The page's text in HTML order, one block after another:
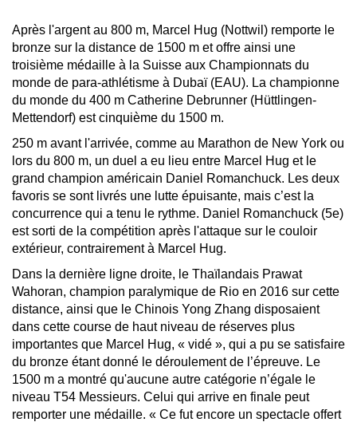
Après l'argent au 800 m, Marcel Hug (Nottwil) remporte le
bronze sur la distance de 1500 m et offre ainsi une
troisième médaille à la Suisse aux Championnats du
monde de para-athlétisme à Dubaï (EAU). La championne
du monde du 400 m Catherine Debrunner (Hüttlingen-
Mettendorf) est cinquième du 1500 m.
250 m avant l'arrivée, comme au Marathon de New York ou
lors du 800 m, un duel a eu lieu entre Marcel Hug et le
grand champion américain Daniel Romanchuck. Les deux
favoris se sont livrés une lutte épuisante, mais c’est la
concurrence qui a tenu le rythme. Daniel Romanchuck (5e)
est sorti de la compétition après l'attaque sur le couloir
extérieur, contrairement à Marcel Hug.
Dans la dernière ligne droite, le Thaïlandais Prawat
Wahoran, champion paralymique de Rio en 2016 sur cette
distance, ainsi que le Chinois Yong Zhang disposaient
dans cette course de haut niveau de réserves plus
importantes que Marcel Hug, « vidé », qui a pu se satisfaire
du bronze étant donné le déroulement de l’épreuve. Le
1500 m a montré qu'aucune autre catégorie n’égale le
niveau T54 Messieurs. Celui qui arrive en finale peut
remporter une médaille. « Ce fut encore un spectacle offert